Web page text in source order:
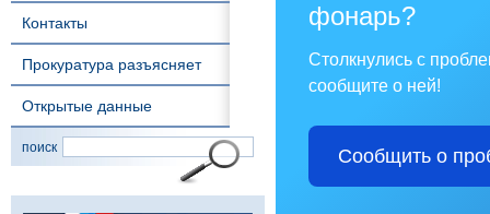
Контакты
Прокуратура разъясняет
Открытые данные
поиск
фонарь?
Столкнулись с
сообщите о ней!
Сообщить о